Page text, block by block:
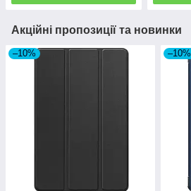
Акційні пропозиції та новинки
–10% –10%